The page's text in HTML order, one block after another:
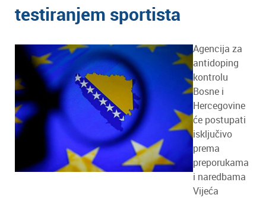
testiranjem sportista
Agencija za
antidoping
kontrolu
Bosne i
Hercegovine
će postupati
isključivo
prema
preporukama
i naredbama
Vijeća